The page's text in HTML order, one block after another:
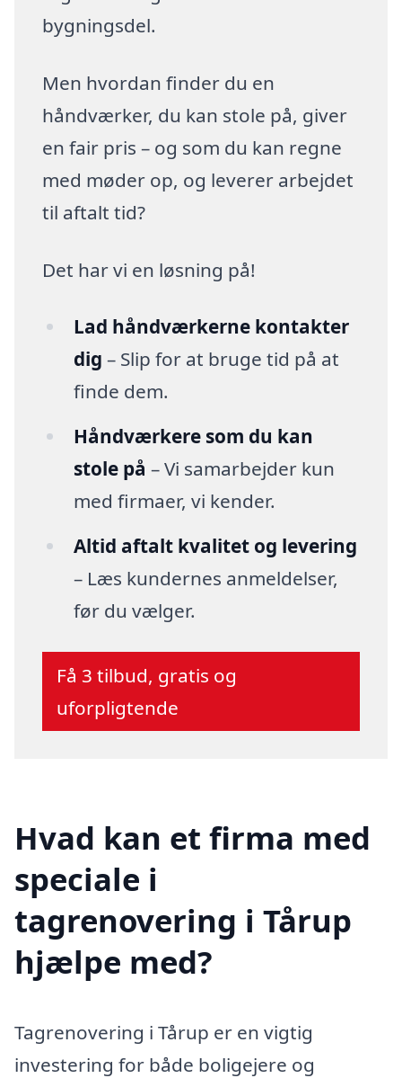
bygningsdel.
Men hvordan finder du en
håndværker, du kan stole på, giver
en fair pris – og som du kan regne
med møder op, og leverer arbejdet
til aftalt tid?
Det har vi en løsning på!
Lad håndværkerne kontakter
dig – Slip for at bruge tid på at
finde dem.
Håndværkere som du kan
stole på – Vi samarbejder kun
med firmaer, vi kender.
Altid aftalt kvalitet og levering
– Læs kundernes anmeldelser,
før du vælger.
Få 3 tilbud, gratis og
uforpligtende
Hvad kan et firma med
speciale i
tagrenovering i Tårup
hjælpe med?
Tagrenovering i Tårup er en vigtig
investering for både boligejere og